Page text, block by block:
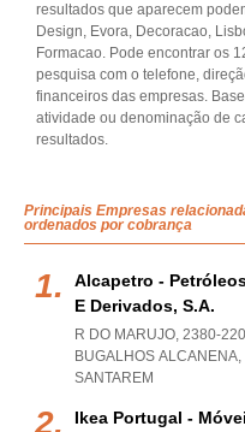
resultados que aparecem
Design, Evora, Decoracao,
Formacao. Pode encontrar os
pesquisa com o telefone,
financeiros das empresas.
atividade ou denominação de
resultados.
Principais Empresas
ordenados por cobrança
Alcapetro -
E Derivados, S.a.
R DO MARUJO, 2380-220
BUGALHOS ALCANENA,
SANTAREM
Ikea Portugal -